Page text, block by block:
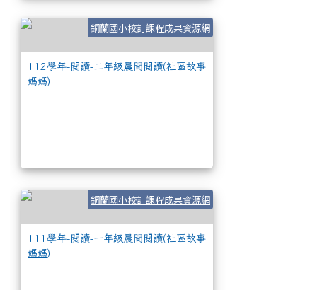
銅蘭國小校訂課程成果資源網
112學年-閱讀-二年級晨間閱讀(社區故事
媽媽)
銅蘭國小校訂課程成果資源網
111學年-閱讀-一年級晨間閱讀(社區故事
媽媽)